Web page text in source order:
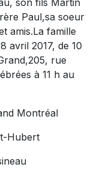
Paul,sa soeur
amis.La famille
avril 2017, de 10
rue
à 11 h au
Montréal
Hubert